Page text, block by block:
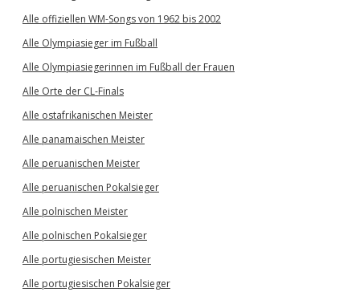
Alle offiziellen WM-Songs von 1962 bis 2002
Alle Olympiasieger im Fußball
Alle Olympiasiegerinnen im Fußball der Frauen
Alle Orte der CL-Finals
Alle ostafrikanischen Meister
Alle panamaischen Meister
Alle peruanischen Meister
Alle peruanischen Pokalsieger
Alle polnischen Meister
Alle polnischen Pokalsieger
Alle portugiesischen Meister
Alle portugiesischen Pokalsieger